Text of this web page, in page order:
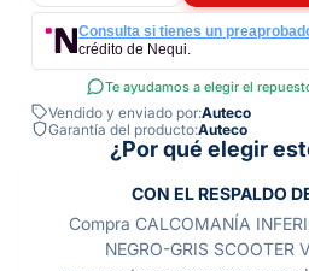
Consulta si tienes un
crédito de Nequi.
Te ayudamos a elegir el
Vendido y enviado por:Auteco
Garantía del producto:Auteco
¿Por qué elegir
CON EL RESPALDO
Compra CALCOMANÍA
NEGRO-GRIS SCOOTER